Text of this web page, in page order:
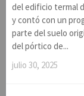
del edificio termal
y contó con un
parte del suelo
del pórtico de...
julio 30, 2025